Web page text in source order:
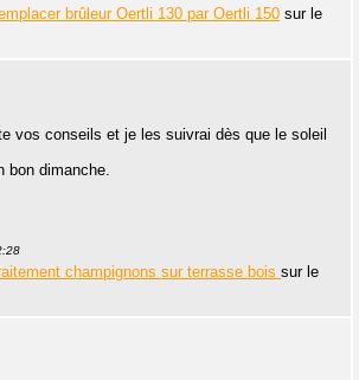
brûleur Oertli 130 par Oertli 150 sur le
vos conseils et je les suivrai dès que le soleil
bon dimanche.
champignons sur terrasse bois sur le